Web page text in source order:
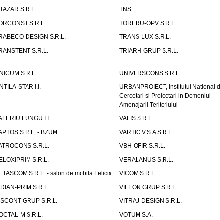
S.R.L.
TNS
S.R.L.
TORERU-OPV S.R.L.
DESIGN S.R.L.
TRANS-LUX S.R.L.
S.R.L.
TRIARH-GRUP S.R.L.
S.R.L.
UNIVERSCONS S.R.L.
STAR I.I.
URBANPROIECT, Institutul National
Cercetari si Proiectari in Domeniul
Amenajarii Teritoriului
LUNGU I.I.
VALIS S.R.L.
S.R.L. - BZUM
VARTIC V.S.A S.R.L.
S.R.L.
VBH-OFIR S.R.L.
S.R.L.
VERALANUS S.R.L.
S.R.L. - salon de mobila Felicia
VICOM S.R.L.
PRIM S.R.L.
VILEON GRUP S.R.L.
GRUP S.R.L.
VITRAJ-DESIGN S.R.L.
M S.R.L.
VOTUM S.A.